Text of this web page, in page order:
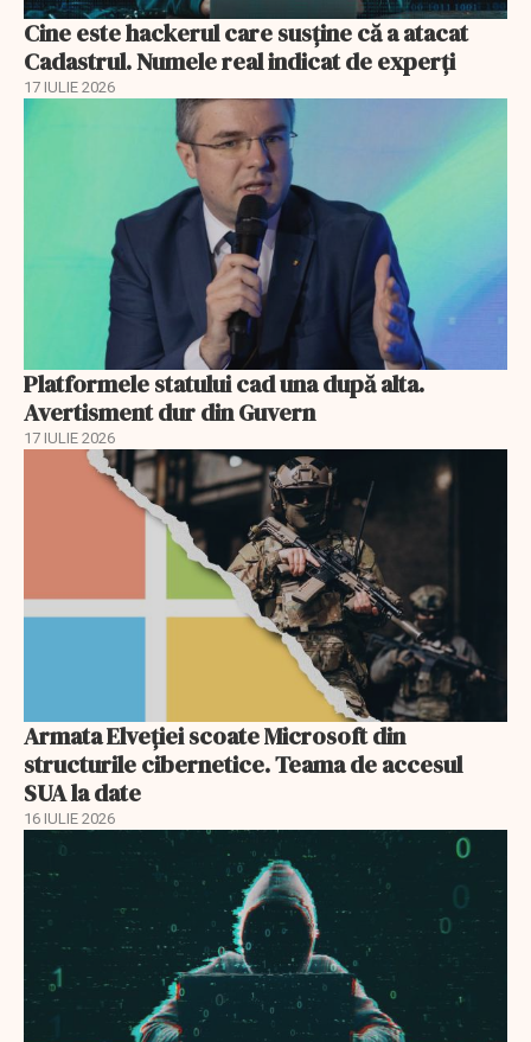
Cine este hackerul care susține că a atacat
Cadastrul. Numele real indicat de experți
17 IULIE 2026
Platformele statului cad una după alta.
Avertisment dur din Guvern
17 IULIE 2026
Armata Elveției scoate Microsoft din
structurile cibernetice. Teama de accesul
SUA la date
16 IULIE 2026